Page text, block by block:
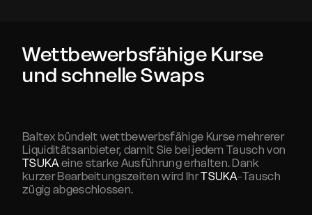
Wettbewerbsfähige Kurse
und schnelle Swaps
Baltex bündelt wettbewerbsfähige Kurse mehrerer
Liquiditätsanbieter, damit Sie bei jedem Tausch von
TSUKAeine starke Ausführung erhalten. Dank
kurzer Bearbeitungszeiten wird IhrTSUKA-Tausch
zügig abgeschlossen.